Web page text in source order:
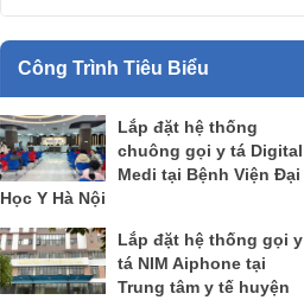
Công Trình Tiêu Biểu
Lắp đặt hệ thống
chuông gọi y tá Digital
Medi tại Bệnh Viện Đại
Học Y Hà Nội
Lắp đặt hệ thống gọi y
tá NIM Aiphone tại
Trung tâm y tế huyện